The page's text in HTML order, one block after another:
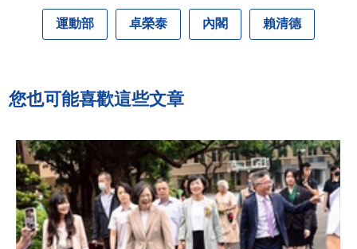
運動部 卓榮泰 內閣 賴清德
您也可能喜歡這些文章